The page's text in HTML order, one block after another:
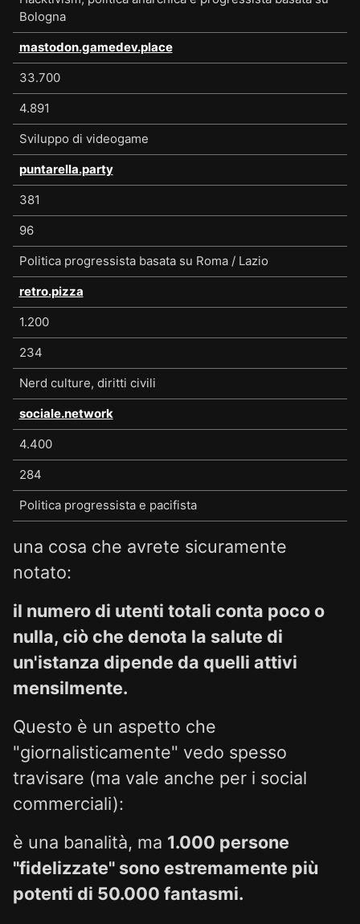
Bologna
mastodon.gamedev.place
33.700
4.891
Sviluppo di videogame
puntarella.party
381
96
Politica progressista basata su Roma / Lazio
retro.pizza
1.200
234
Nerd culture, diritti civili
sociale.network
4.400
284
Politica progressista e pacifista
una cosa che avrete sicuramente
notato:
il numero di utenti totali conta poco o
nulla, ciò che denota la salute di
un'istanza dipende da quelli attivi
mensilmente.
Questo è un aspetto che
"giornalisticamente" vedo spesso
travisare (ma vale anche per i social
commerciali):
è una banalità, ma 1.000 persone
"fidelizzate" sono estremamente più
potenti di 50.000 fantasmi.